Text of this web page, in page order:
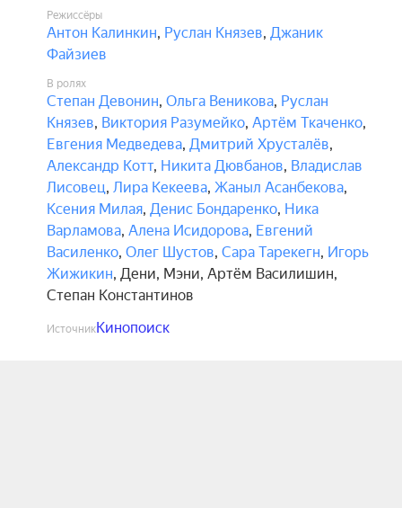
Режиссёры
Антон Калинкин, Руслан Князев, Джаник
Файзиев
В ролях
Степан Девонин, Ольга Веникова, Руслан
Князев, Виктория Разумейко, Артём Ткаченко,
Евгения Медведева, Дмитрий Хрусталёв,
Александр Котт, Никита Дювбанов, Владислав
Лисовец, Лира Кекеева, Жаныл Асанбекова,
Ксения Милая, Денис Бондаренко, Ника
Варламова, Алена Исидорова, Евгений
Василенко, Олег Шустов, Сара Тарекегн, Игорь
Жижикин, Дени, Мэни, Артём Василишин,
Степан Константинов
ИсточникКинопоиск